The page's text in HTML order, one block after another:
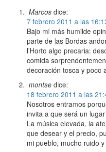
Marcos dice:
7 febrero 2011 a las
Bajo mi más humilde
parte de las Bordas
l’Horto algo precaria:
comida
decoración tosca y poco
montse dice:
18 febrero 2011 a las
Nosotros entramos
invita a que será un
La música elevada, la
que desear y el precio,
mi pueblo, mucho ruido